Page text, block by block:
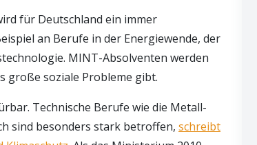
für Deutschland ein immer
an Berufe in der Energiewende, der
MINT-Absolventen werden
große soziale Probleme gibt.
Technische Berufe wie die Metall-
sind besonders stark betroffen, schreibt